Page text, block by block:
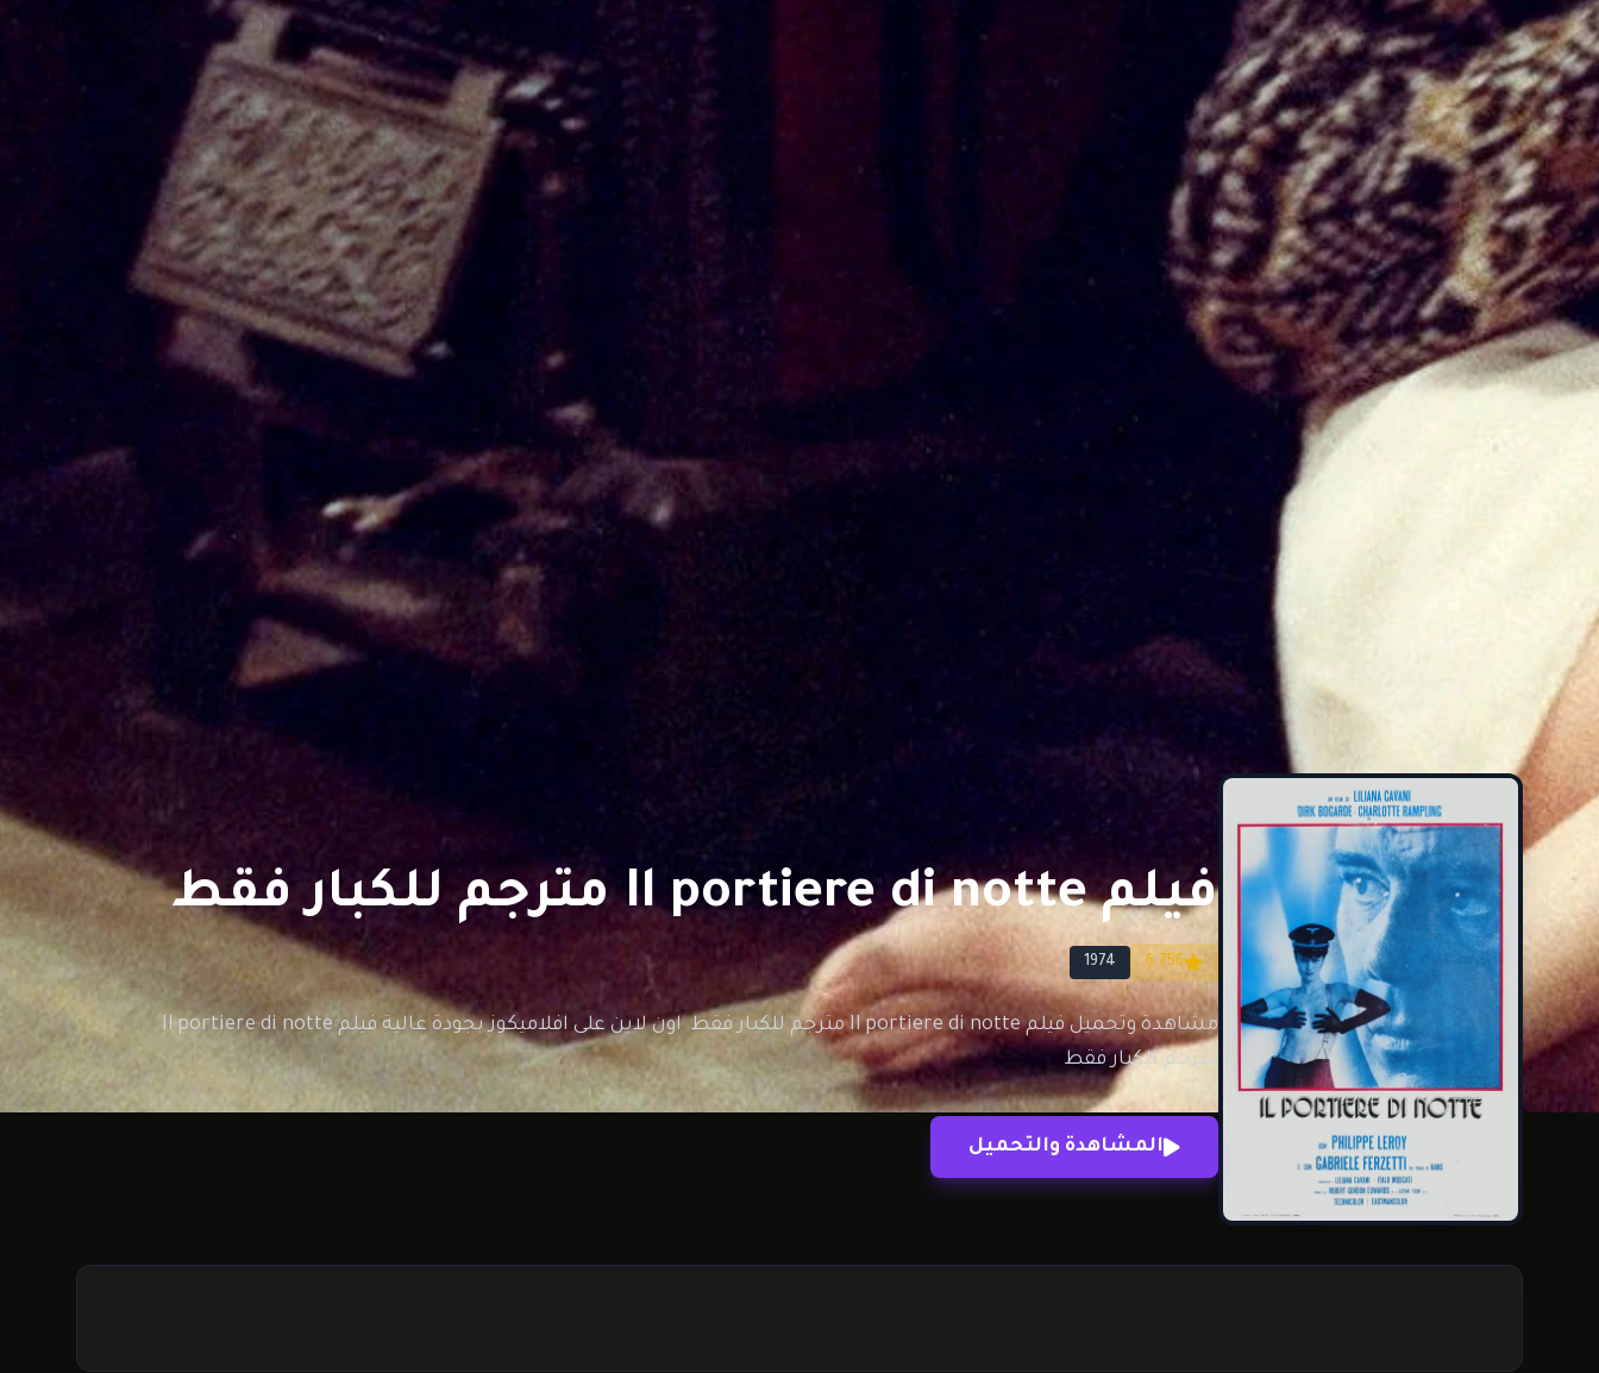
فيلم Il portiere di notte مترجم للكبار فقط
6.756
1974
مشاهدة وتحميل فيلم Il portiere di notte مترجم للكبار فقط اون لاين على افلاميكوز بجودة عالية فيلم Il portiere di notte
مترجم للكبار فقط
المشاهدة والتحميل